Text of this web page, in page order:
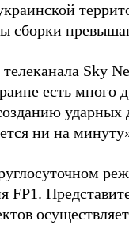
сборки
Sky
есть много
ударных
ни на
FP1.